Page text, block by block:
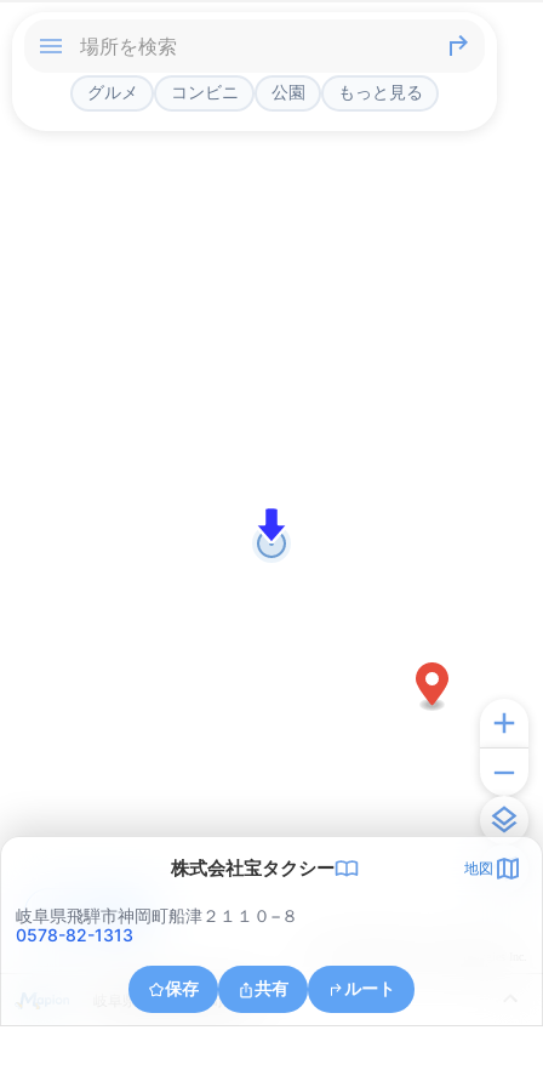
グルメ コンビニ 公園 もっと見る
株式会社宝タクシー 地図
岐阜県飛騨市神岡町船津２１１０−８
0578-82-1313
保存 共有 ルート
岐阜県飛騨市神岡町船津
アプリで見る